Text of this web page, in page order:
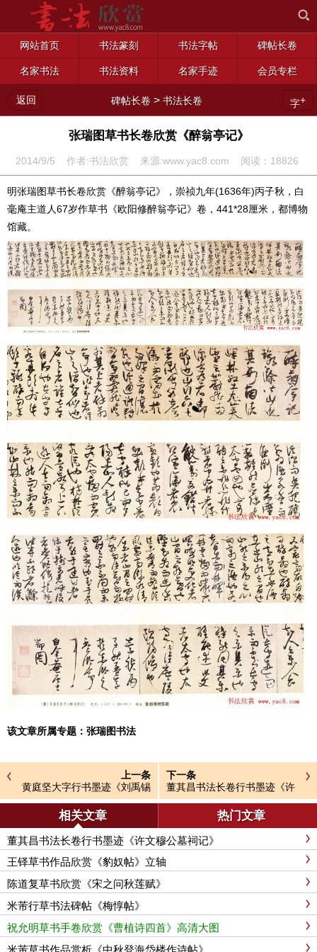
网站首页 书法篆刻 书法字帖 碑帖长卷
名家书法 书法资料 名家手迹 会员专栏
返回 碑帖长卷 >书法长卷 字+
张瑞图草书长卷欣赏《醉翁亭记》
2014/9/5 作者:书法欣赏 来源:www.yac8.com 阅读： 18826
明张瑞图草书长卷欣赏《醉翁亭记》，崇祯九年(1636年)丙子秋，白
毫庵主道人67岁作草书《欧阳修醉翁亭记》卷，441*28厘米，都博物
馆藏。
该文章所属专题： 张瑞图书法
上一条
黄庭坚大字行书墨迹《刘禹锡
经伏波神祠诗》
下一条
董其昌书法长卷行书墨迹《许
文穆公墓祠记》
相关文章 热门文章
董其昌书法长卷行书墨迹《许文穆公墓祠记》
王铎草书作品欣赏《豹奴帖》立轴
陈道复草书欣赏《宋之问秋莲赋》
米芾行草书法碑帖《梅惇帖》
祝允明草书手卷欣赏《曹植诗四首》高清大图
米芾草书作品赏析《中秋登海岱楼作诗帖》